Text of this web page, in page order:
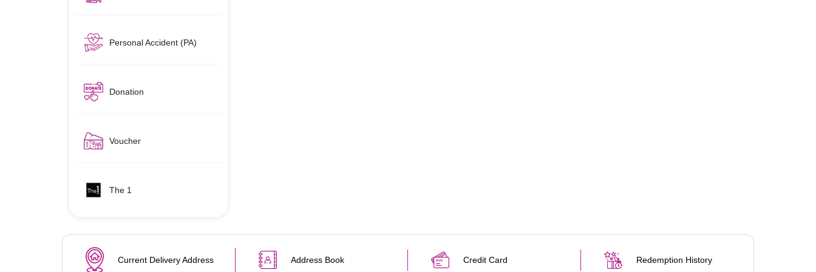
Personal Accident (PA)
Donation
Voucher
The 1
Current Delivery Address Address Book Credit Card Redemption History